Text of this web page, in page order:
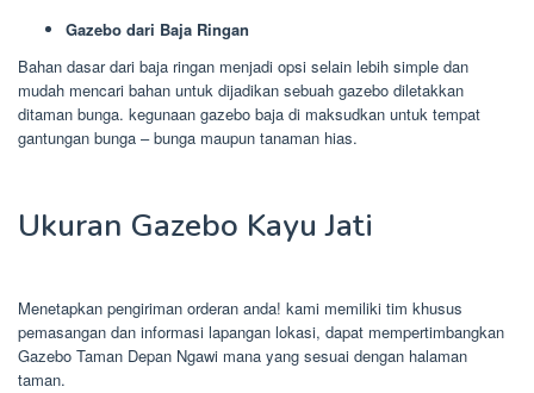
Gazebo dari Baja Ringan
Bahan dasar dari baja ringan menjadi opsi selain lebih simple dan
mudah mencari bahan untuk dijadikan sebuah gazebo diletakkan
ditaman bunga. kegunaan gazebo baja di maksudkan untuk tempat
gantungan bunga – bunga maupun tanaman hias.
Ukuran Gazebo Kayu Jati
Menetapkan pengiriman orderan anda! kami memiliki tim khusus
pemasangan dan informasi lapangan lokasi, dapat mempertimbangkan
Gazebo Taman Depan Ngawi mana yang sesuai dengan halaman
taman.